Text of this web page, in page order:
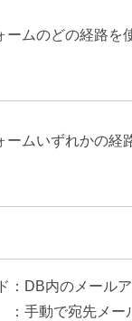
ームのどの経路を
ームいずれかの経
： DB内のメール
手動で宛先メー